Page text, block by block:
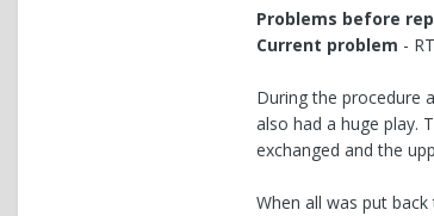
Problems before
Current problem -
During the procedure
also had a huge play.
exchanged and the
When all was put